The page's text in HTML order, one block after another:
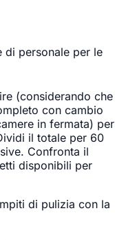
di personale per le
(considerando che
con cambio
in fermata) per
il totale per 60
Confronta il
disponibili per
di pulizia con la